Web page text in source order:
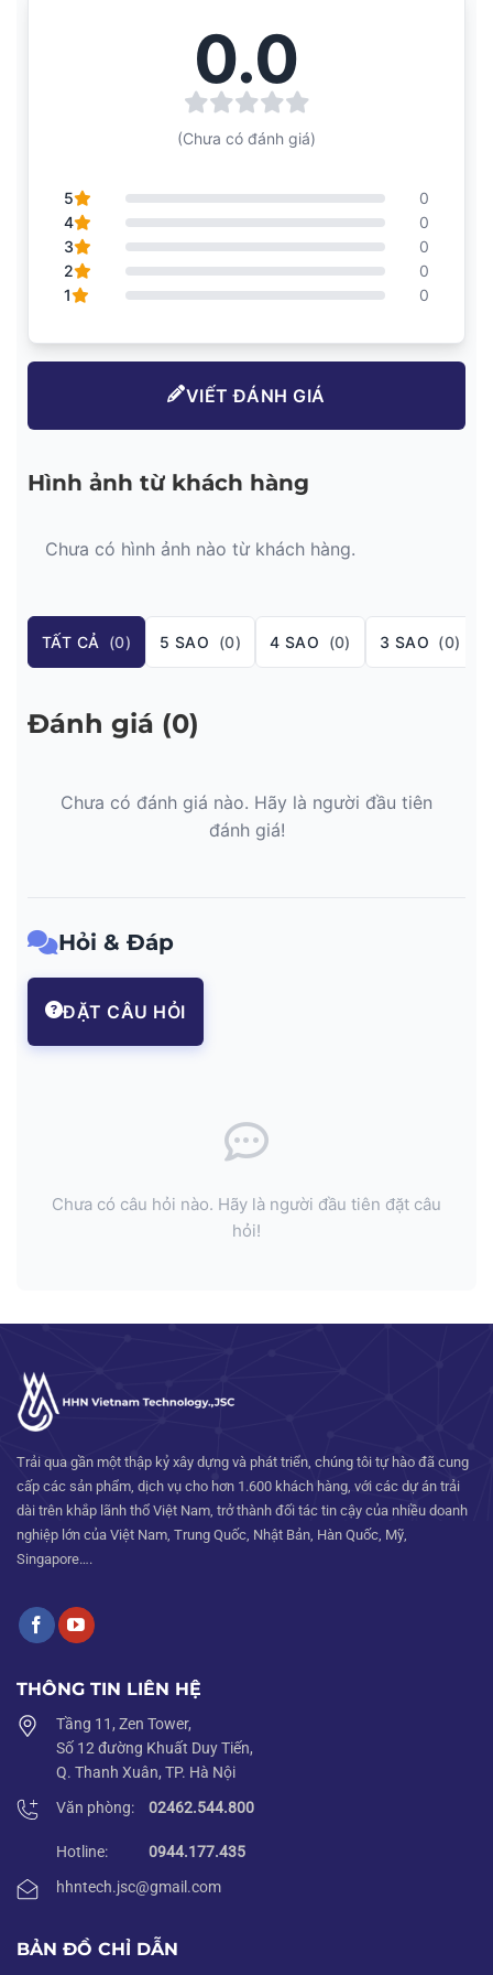
0.0
(Chưa có đánh giá)
5
0
4
0
3
0
2
0
1
0
VIẾT ĐÁNH GIÁ
Hình ảnh từ khách hàng
Chưa có hình ảnh nào từ khách hàng.
TẤT CẢ (0) 5 SAO (0) 4 SAO (0) 3 SAO (0)
Đánh giá (0)
Chưa có đánh giá nào. Hãy là người đầu tiên
đánh giá!
Hỏi & Đáp
ĐẶT CÂU HỎI
Chưa có câu hỏi nào. Hãy là người đầu tiên đặt câu
hỏi!
Trải qua gần một thập kỷ xây dựng và phát triển, chúng tôi tự hào đã cung
cấp các sản phẩm, dịch vụ cho hơn 1.600 khách hàng, với các dự án trải
dài trên khắp lãnh thổ Việt Nam, trở thành đối tác tin cậy của nhiều doanh
nghiệp lớn của Việt Nam, Trung Quốc, Nhật Bản, Hàn Quốc, Mỹ,
Singapore….
THÔNG TIN LIÊN HỆ
Tầng 11, Zen Tower,
Số 12 đường Khuất Duy Tiến,
Q. Thanh Xuân, TP. Hà Nội
Văn phòng:
02462.544.800
Hotline:
0944.177.435
hhntech.jsc@gmail.com
BẢN ĐỒ CHỈ DẪN